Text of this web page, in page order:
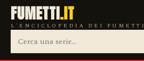
FUMETTI.IT
L'ENCICLOPEDIA DEI FUMETTI